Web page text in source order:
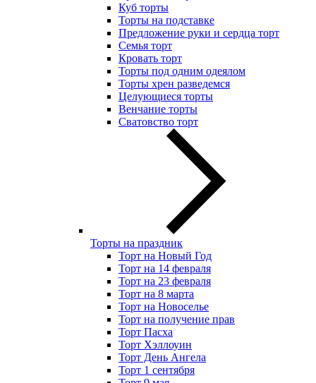
Куб торты
Торты на подставке
Предложение руки и сердца торт
Семья торт
Кровать торт
Торты под одним одеялом
Торты хрен разведемся
Целующиеся торты
Венчание торты
Сватовство торт
Торты на праздник
Торт на Новый Год
Торт на 14 февраля
Торт на 23 февраля
Торт на 8 марта
Торт на Новоселье
Торт на получение прав
Торт Пасха
Торт Хэллоуин
Торт День Ангела
Торт 1 сентября